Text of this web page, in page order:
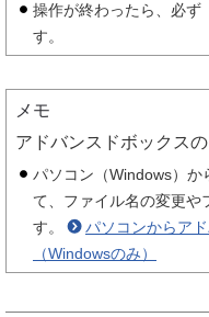
操作が終わったら、必ず
す。
メモ
アドバンスドボックス
パソコン（Windows）か
て、ファイル名の変更や
す。
パソコンからア
（Windowsのみ）